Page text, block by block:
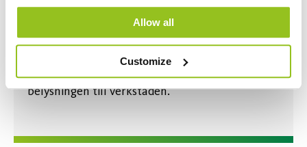
Allow all
Customize
belysningen till verkstaden.